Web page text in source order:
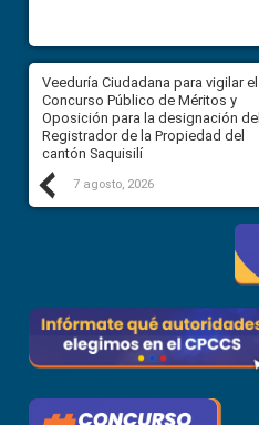
Previous
Veeduría Ciudadana para vigilar el
Concurso Público de Méritos y
Oposición para la designación del
Registrador de la Propiedad del
cantón Saquisilí
7 agosto, 2026